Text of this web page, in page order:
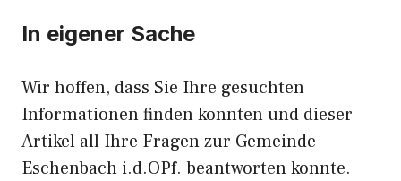
In eigener Sache
Wir hoffen, dass Sie Ihre gesuchten
Informationen finden konnten und dieser
Artikel all Ihre Fragen zur Gemeinde
Eschenbach i.d.OPf. beantworten konnte.